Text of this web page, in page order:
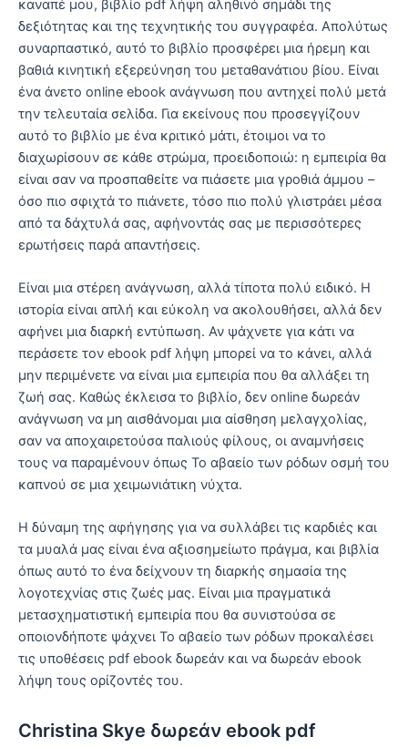
καναπέ μου, βιβλίο pdf λήψη αληθινό σημάδι της
δεξιότητας και της τεχνητικής του συγγραφέα. Απολύτως
συναρπαστικό, αυτό το βιβλίο προσφέρει μια ήρεμη και
βαθιά κινητική εξερεύνηση του μεταθανάτιου βίου. Είναι
ένα άνετο online ebook ανάγνωση που αντηχεί πολύ μετά
την τελευταία σελίδα. Για εκείνους που προσεγγίζουν
αυτό το βιβλίο με ένα κριτικό μάτι, έτοιμοι να το
διαχωρίσουν σε κάθε στρώμα, προειδοποιώ: η εμπειρία θα
είναι σαν να προσπαθείτε να πιάσετε μια γροθιά άμμου –
όσο πιο σφιχτά το πιάνετε, τόσο πιο πολύ γλιστράει μέσα
από τα δάχτυλά σας, αφήνοντάς σας με περισσότερες
ερωτήσεις παρά απαντήσεις.
Είναι μια στέρεη ανάγνωση, αλλά τίποτα πολύ ειδικό. Η
ιστορία είναι απλή και εύκολη να ακολουθήσει, αλλά δεν
αφήνει μια διαρκή εντύπωση. Αν ψάχνετε για κάτι να
περάσετε τον ebook pdf λήψη μπορεί να το κάνει, αλλά
μην περιμένετε να είναι μια εμπειρία που θα αλλάξει τη
ζωή σας. Καθώς έκλεισα το βιβλίο, δεν online δωρεάν
ανάγνωση να μη αισθάνομαι μια αίσθηση μελαγχολίας,
σαν να αποχαιρετούσα παλιούς φίλους, οι αναμνήσεις
τους να παραμένουν όπως Το αβαείο των ρόδων οσμή του
καπνού σε μια χειμωνιάτικη νύχτα.
Η δύναμη της αφήγησης για να συλλάβει τις καρδιές και
τα μυαλά μας είναι ένα αξιοσημείωτο πράγμα, και βιβλία
όπως αυτό το ένα δείχνουν τη διαρκής σημασία της
λογοτεχνίας στις ζωές μας. Είναι μια πραγματικά
μετασχηματιστική εμπειρία που θα συνιστούσα σε
οποιονδήποτε ψάχνει Το αβαείο των ρόδων προκαλέσει
τις υποθέσεις pdf ebook δωρεάν και να δωρεάν ebook
λήψη τους ορίζοντές του.
Christina Skye δωρεάν ebook pdf